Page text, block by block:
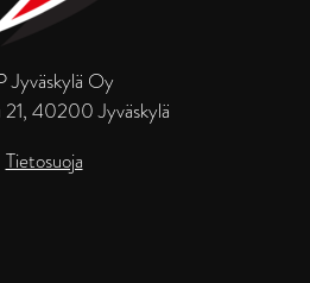
Jyväskylä Oy
21, 40200 Jyväskylä
Tietosuoja